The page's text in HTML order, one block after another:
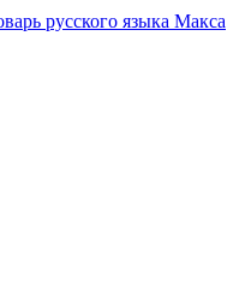
русского языка Макса